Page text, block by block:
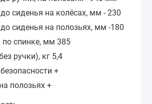
сиденья на колёсах, мм - 230
сиденья на полозьях, мм -180
спинке, мм 385
ручки), кг 5,4
+
полозьях +